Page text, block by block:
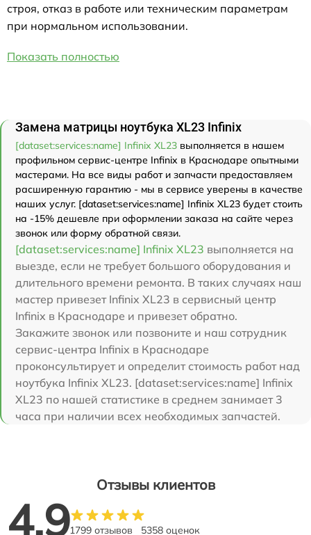
строя, отказ в работе или техническим параметрам
при нормальном использовании.
Показать полностью
Замена матрицы ноутбука XL23 Infinix
[dataset:services:name] Infinix XL23 выполняется в нашем
профильном сервис-центре Infinix в Краснодаре опытными
мастерами. На все виды работ и запчасти предоставляем
расширенную гарантию - мы в сервисе уверены в качестве
наших услуг. [dataset:services:name] Infinix XL23 будет стоить
на -15% дешевле при оформлении заказа на сайте через
звонок или форму обратной связи.
[dataset:services:name] Infinix XL23 выполняется на
выезде, если не требует большого оборудования и
длительного времени ремонта. В таких случаях наш
мастер привезет Infinix XL23 в сервисный центр
Infinix в Краснодаре и привезет обратно.
Закажите звонок или позвоните и наш сотрудник
сервис-центра Infinix в Краснодаре
проконсультирует и определит стоимость работ над
ноутбука Infinix XL23. [dataset:services:name] Infinix
XL23 по нашей статистике в среднем занимает 3
часа при наличии всех необходимых запчастей.
Отзывы клиентов
4.91799 отзывов 5358 оценок